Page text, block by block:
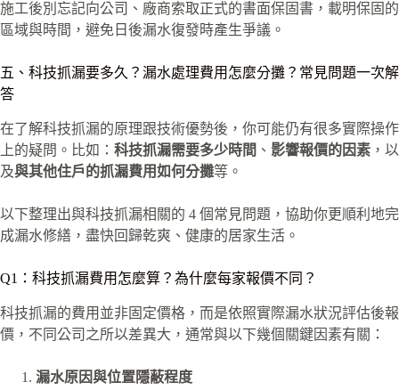
施工後別忘記向公司、廠商索取正式的書面保固書，載明保固的
區域與時間，避免日後漏水復發時產生爭議。
五、科技抓漏要多久？漏水處理費用怎麼分攤？常見問題一次解
答
在了解科技抓漏的原理跟技術優勢後，你可能仍有很多實際操作
上的疑問。比如： 科技抓漏需要多少時間 、 影響報價的因素 ，以
及與其他住戶的抓漏費用如何分攤等。
以下整理出與科技抓漏相關的 4 個常見問題，協助你更順利地完
成漏水修繕，盡快回歸乾爽、健康的居家生活。
Q1：科技抓漏費用怎麼算？為什麼每家報價不同？
科技抓漏的費用並非固定價格，而是依照實際漏水狀況評估後報
價，不同公司之所以差異大，通常與以下幾個關鍵因素有關：
漏水原因與位置隱蔽程度